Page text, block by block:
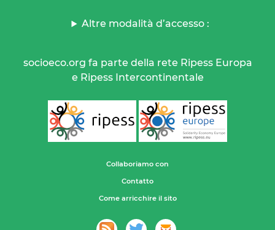
Altre modalità d’accesso :
socioeco.org fa parte della rete Ripess Europa
e Ripess Intercontinentale
Collaboriamo con
Contatto
Come arricchire il sito